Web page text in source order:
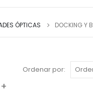
ÓPTICAS DOCKING Y
Ordenar por: